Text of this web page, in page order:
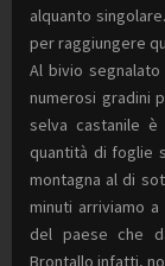
alquanto
per raggiungere
Al bivio
numerosi gradini
selva castanile è
quantità di foglie
montagna al di
minuti arriviamo
del paese che
Brontallo infatti,